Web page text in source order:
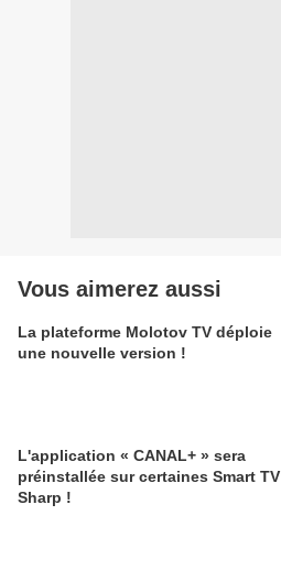
Vous aimerez aussi
La plateforme Molotov TV déploie
une nouvelle version !
L'application « CANAL+ » sera
préinstallée sur certaines Smart TV
Sharp !